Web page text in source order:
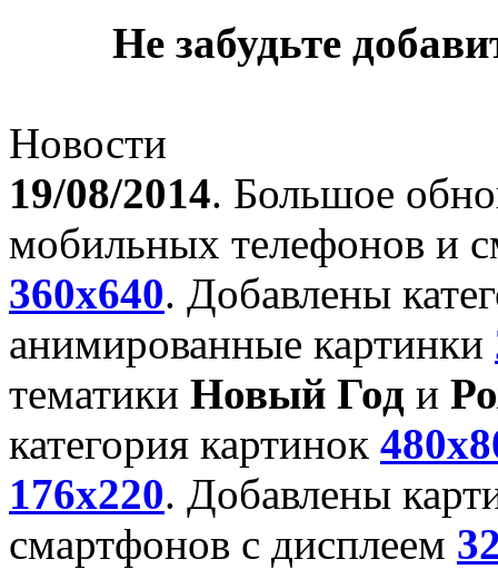
Не забудьте
Новости
19/08/2014. Большое
мобильных телефонов и
360x640. Добавлены
анимированные картинки
тематики Новый Год и
категория картинок
176x220. Добавлены
смартфонов с дисплеем